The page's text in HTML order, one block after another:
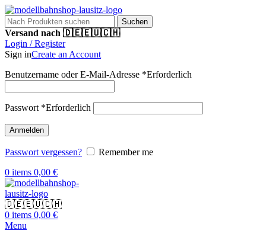
Suchen
Versand nach 🇩🇪🇪🇺🇨🇭
Login / Register
Sign inCreate an Account
Benutzername oder E-Mail-Adresse *Erforderlich
Passwort *Erforderlich
Anmelden
Passwort vergessen?
Remember me
0 items 0,00 €
🇩🇪🇪🇺🇨🇭
0 items 0,00 €
Menu